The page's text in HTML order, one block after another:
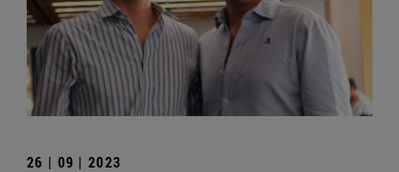
26 | 09 | 2023